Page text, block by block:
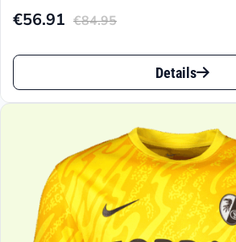
€84.95
Ursprünglicher
Preis
€84.95
€56.91
Aktueller
Preis
€56.91.
Dieses
Produkt
Varianten
auf.
Die
Details